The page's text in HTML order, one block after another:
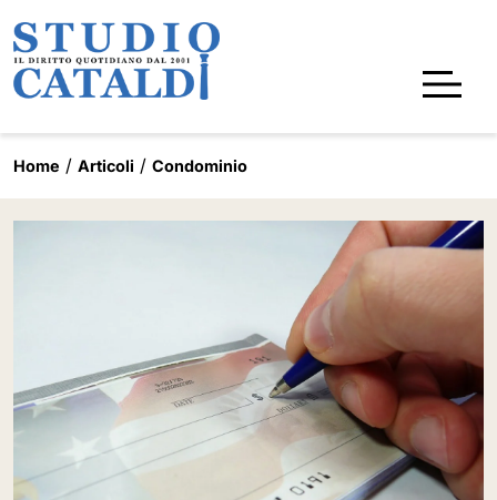
Home Articoli Condominio